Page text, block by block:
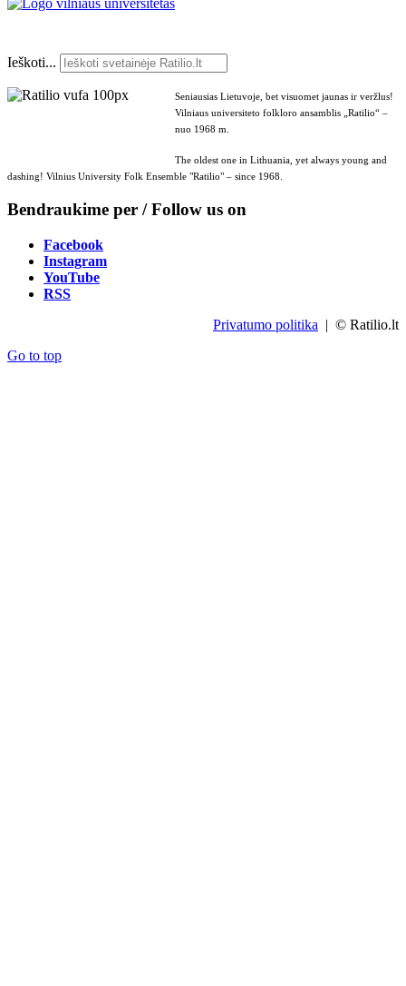
Ieškoti...
Seniausias Lietuvoje, bet visuomet jaunas ir veržlus!
Vilniaus universiteto folkloro ansamblis „Ratilio“ –
nuo 1968 m.
The oldest one in Lithuania, yet always young and
dashing! Vilnius University Folk Ensemble "Ratilio" – since 1968.
Bendraukime per / Follow us on
Facebook
Instagram
YouTube
RSS
Privatumo politika | © Ratilio.lt
Go to top